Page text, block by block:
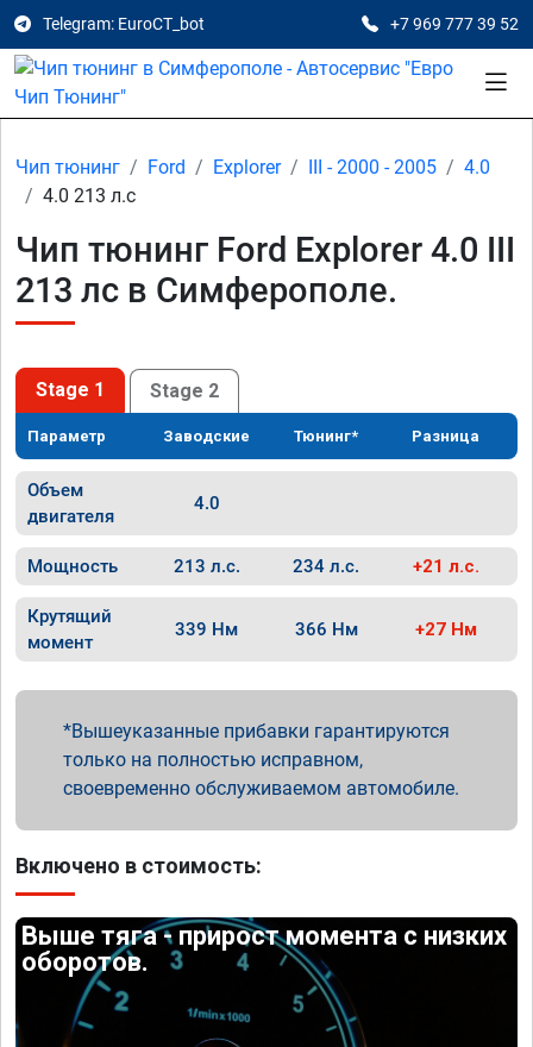
Telegram: EuroCT_bot +7 969 777 39 52
Чип тюнинг Ford Explorer III - 2000 - 2005
4.0
4.0 213 л.с
Чип тюнинг Ford Explorer 4.0 III
213 лс в Симферополе.
Stage 1 Stage 2
Параметр Заводские Тюнинг* Разница
Объем
двигателя
4.0
Мощность 213 л.с. 234 л.с. +21 л.с.
Крутящий
момент
339 Нм 366 Нм +27 Нм
Вышеуказанные прибавки гарантируются
только на полностью исправном,
своевременно обслуживаемом автомобиле.
Включено в стоимость:
Выше тяга - прирост момента с низких
оборотов.